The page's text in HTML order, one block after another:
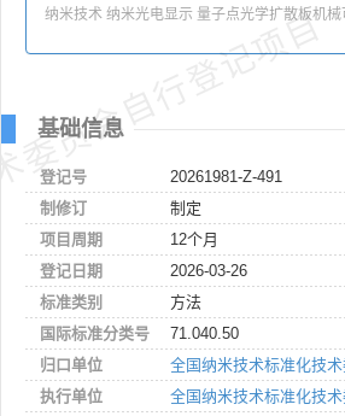
员会自行登记项目
纳米技术 纳米光电显示 量子点光学扩散板机
基础信息
登记号
20261981-Z-491
制修订
制定
项目周期
12个月
登记日期
2026-03-26
标准类别
方法
国际标准分类号
71.040.50
归口单位
全国纳米技术标准化技
执行单位
全国纳米技术标准化技